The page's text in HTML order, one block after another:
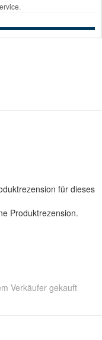
für dieses
Produktrezension.
Verkäufer gekauft